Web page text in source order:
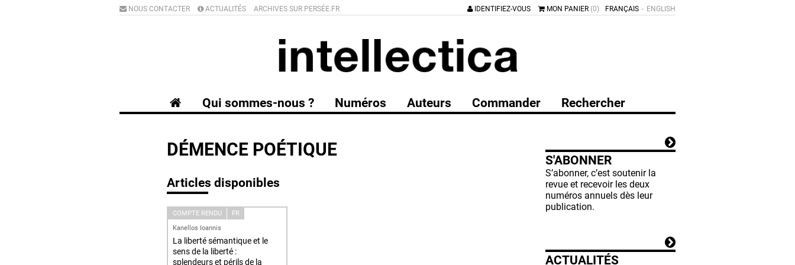
ENGLISH
FRANÇAIS
IDENTIFIEZ-VOUS MON PANIER (0)
NOUS CONTACTER ACTUALITÉS ARCHIVES SUR PERSÉE.FR
Qui sommes-nous ? Numéros Auteurs Commander Rechercher
DÉMENCE POÉTIQUE
Articles disponibles
COMPTE RENDU
FR
Kanellos Ioannis
La liberté sémantique et le
sens de la liberté :
splendeurs et périls de la
S'ABONNER
S’abonner, c’est soutenir la
revue et recevoir les deux
numéros annuels dès leur
publication.
ACTUALITÉS